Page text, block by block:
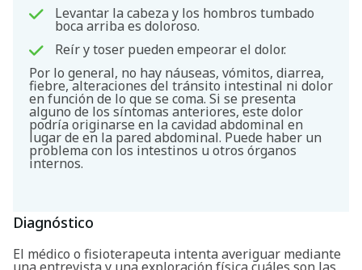
Levantar la cabeza y los hombros tumbado
boca arriba es doloroso.
Reír y toser pueden empeorar el dolor.
Por lo general, no hay náuseas, vómitos, diarrea,
fiebre, alteraciones del tránsito intestinal ni dolor
en función de lo que se coma. Si se presenta
alguno de los síntomas anteriores, este dolor
podría originarse en la cavidad abdominal en
lugar de en la pared abdominal. Puede haber un
problema con los intestinos u otros órganos
internos.
Diagnóstico
El médico o fisioterapeuta intenta averiguar mediante